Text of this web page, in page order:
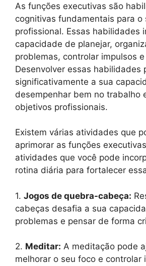
As funções executivas são
cognitivas fundamentais para o
profissional. Essas habilidades
capacidade de planejar,
problemas, controlar impulsos
Desenvolver essas habilidades
significativamente a sua
desempenhar bem no trabalho
objetivos profissionais.
Existem várias atividades que
aprimorar as funções
atividades que você pode
rotina diária para fortalecer
1. Jogos de quebra-cabeça:
cabeças desafia a sua
problemas e pensar de forma
2. Meditar: A meditação pode
melhorar o seu foco e controlar